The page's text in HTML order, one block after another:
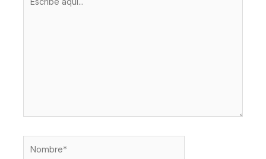
aquí...